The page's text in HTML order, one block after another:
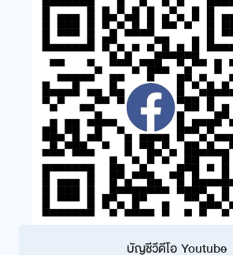
บัญชีวีดีโอ Youtube